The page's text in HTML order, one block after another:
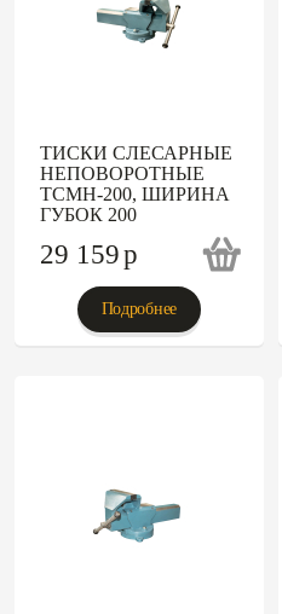
ТИСКИ СЛЕСАРНЫЕ
НЕПОВОРОТНЫЕ
ТСМН-200, ШИРИНА
ГУБОК 200
29 159p
Подробнее